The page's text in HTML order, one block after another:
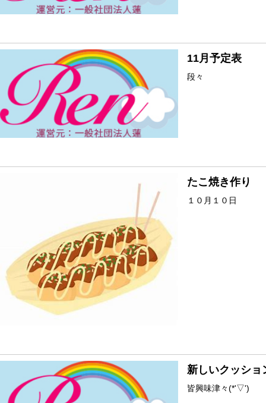
11月予定表
段々
たこ焼き作り
１０月１０日
新しいクッショ
皆興味津々(*'▽')